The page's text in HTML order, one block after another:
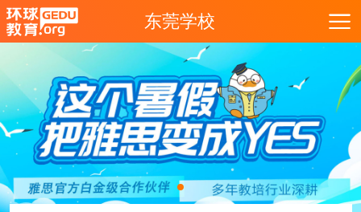
东莞学校